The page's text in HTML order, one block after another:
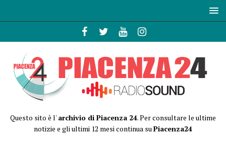
Questo sito è l'archivio di Piacenza 24. Per consultare le ultime
notizie e gli ultimi 12 mesi continua suPiacenza24